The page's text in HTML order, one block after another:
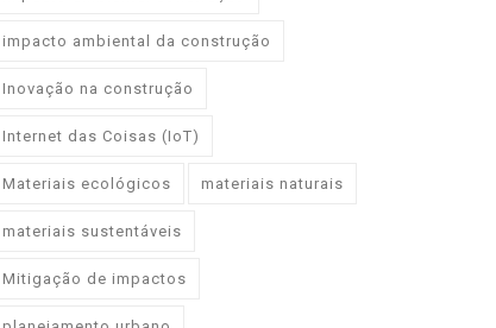
impacto ambiental da construção
Inovação na construção
Internet das Coisas (IoT)
Materiais ecológicos materiais naturais
materiais sustentáveis
Mitigação de impactos